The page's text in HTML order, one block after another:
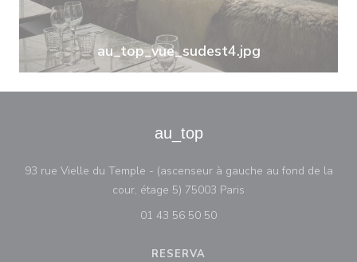
au_top_vue_sudest4.jpg
au_top
93 rue Vielle du Temple - (ascenseur à gauche au fond de la
cour, étage 5) 75003 Paris
01 43 56 50 50
RESERVA